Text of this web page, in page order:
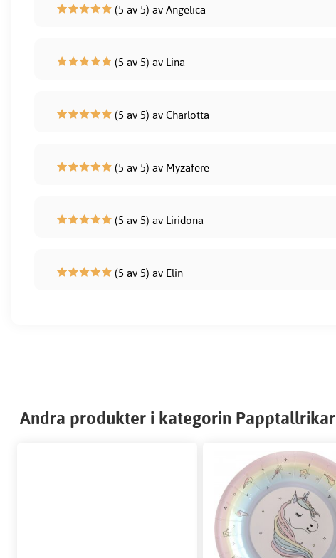
(5 av 5) av Angelica
(5 av 5) av Lina
(5 av 5) av Charlotta
(5 av 5) av Myzafere
(5 av 5) av Liridona
(5 av 5) av Elin
Andra produkter i kategorin Papptallrikar